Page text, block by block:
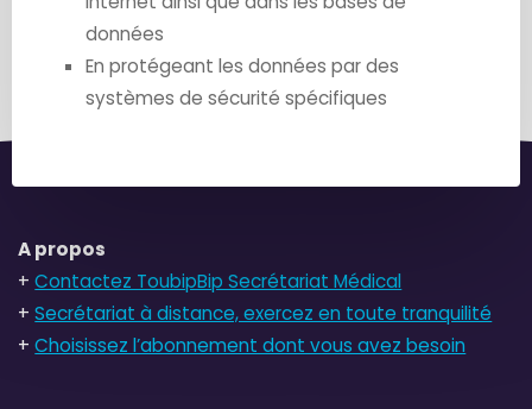
données
En protégeant les données par des
systèmes de sécurité spécifiques
A propos
+Contactez ToubipBip Secrétariat Médical
+Secrétariat à distance, exercez en toute tranquilité
+Choisissez l’abonnement dont vous avez besoin